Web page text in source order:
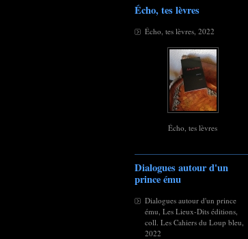
Écho, tes lèvres
Écho, tes lèvres, 2022
Écho, tes lèvres
Dialogues autour d'un
prince ému
Dialogues autour d'un prince
ému, Les Lieux-Dits éditions,
coll. Les Cahiers du Loup bleu,
2022